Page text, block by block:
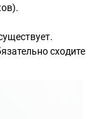
сходите